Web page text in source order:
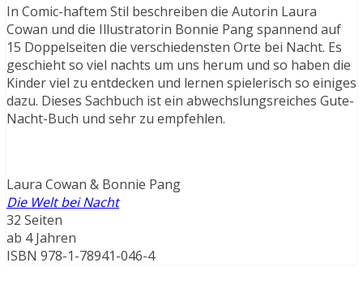
In Comic-haftem Stil beschreiben die Autorin Laura
Cowan und die Illustratorin Bonnie Pang spannend auf
15 Doppelseiten die verschiedensten Orte bei Nacht. Es
geschieht so viel nachts um uns herum und so haben die
Kinder viel zu entdecken und lernen spielerisch so einiges
dazu. Dieses Sachbuch ist ein abwechslungsreiches Gute-
Nacht-Buch und sehr zu empfehlen.
Laura Cowan & Bonnie Pang
Die Welt bei Nacht
32 Seiten
ab 4 Jahren
ISBN 978-1-78941-046-4